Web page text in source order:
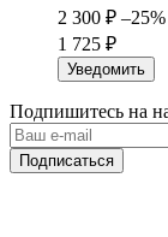
2 300 ₽ –25%
1 725 ₽
Уведомить
Подпишитесь на
Подписаться